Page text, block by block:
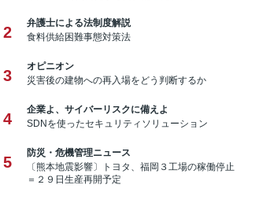
2
弁護士による法制度解説
食料供給困難事態対策法
3
オピニオン
災害後の建物への再入場をどう判断するか
4
企業よ、サイバーリスクに備えよ
SDNを使ったセキュリティソリューション
5
防災・危機管理ニュース
〔熊本地震影響〕トヨタ、福岡３工場の稼働停止
＝２９日生産再開予定